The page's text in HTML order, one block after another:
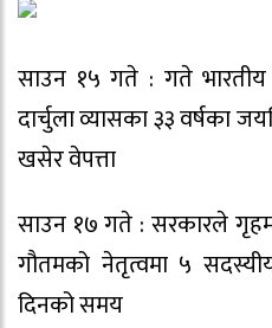
साउन १५ गते : गते भारतीय
दार्चुला व्यासका ३३ वर्षका
खसेर वेपत्ता
साउन १७ गते : सरकारले
गौतमको नेतृत्वमा ५
दिनको समय